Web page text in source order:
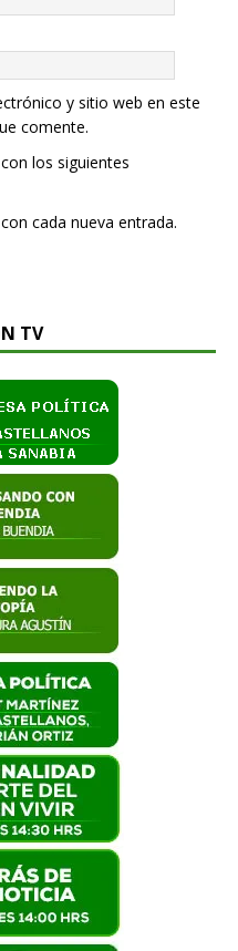
y sitio web en este
comente.
los siguientes
cada nueva entrada.
TV